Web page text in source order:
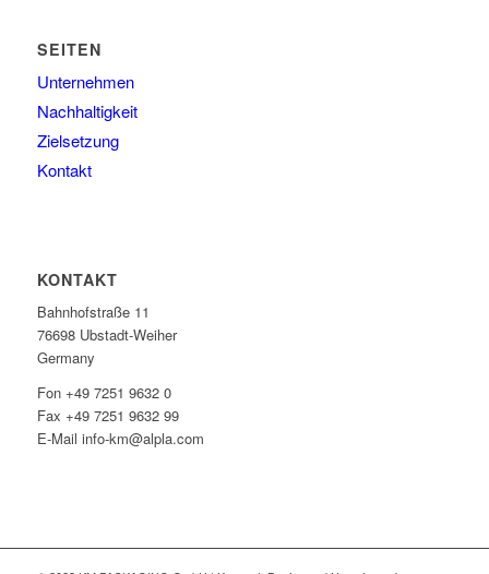
SEITEN
Unternehmen
Nachhaltigkeit
Zielsetzung
Kontakt
KONTAKT
Bahnhofstraße 11
76698 Ubstadt-Weiher
Germany
Fon +49 7251 9632 0
Fax +49 7251 9632 99
E-Mail info-km@alpla.com